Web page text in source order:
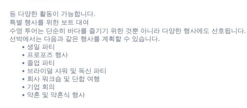
등 다양한 활동이 가능합니다.
특별 행사를 위한 보트 대여
수영 투어는 단순히 바다를 즐기기 위한 것뿐 아니라 다양한 행사에도 선호됩니다.
선박에서는 다음과 같은 행사를 계획할 수 있습니다.
생일 파티
프로포즈 행사
졸업 파티
브라이덜 샤워 및 독신 파티
회사 워크숍 및 단합 여행
기업 회의
약혼 및 약혼식 행사